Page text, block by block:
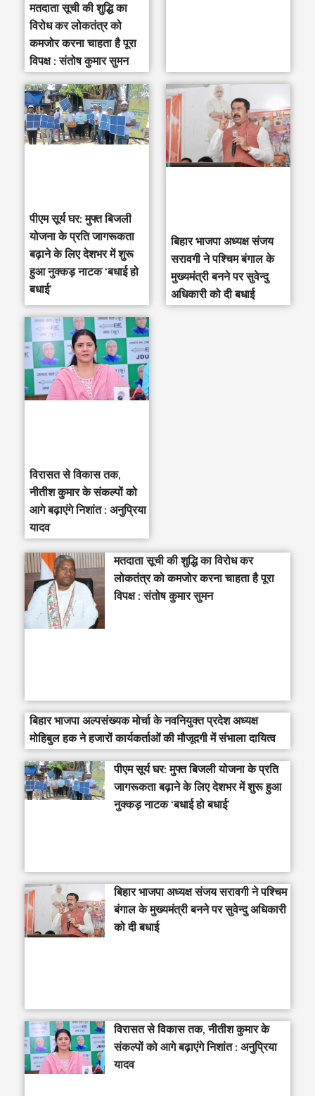
मतदाता सूची की शुद्धि का
विरोध कर लोकतंत्र को
कमजोर करना चाहता है पूरा
विपक्ष : संतोष कुमार सुमन
पीएम सूर्य घर: मुफ्त बिजली
योजना के प्रति जागरूकता
बढ़ाने के लिए देशभर में शुरू
हुआ नुक्कड़ नाटक ‘बधाई हो
बधाई’
‎बिहार भाजपा अध्यक्ष संजय
सरावगी ने पश्चिम बंगाल के
मुख्यमंत्री बनने पर सुवेन्दु
अधिकारी को दी बधाई
विरासत से विकास तक,
नीतीश कुमार के संकल्पों को
आगे बढ़ाएंगे निशांत : अनुप्रिया
यादव
मतदाता सूची की शुद्धि का विरोध कर
लोकतंत्र को कमजोर करना चाहता है पूरा
विपक्ष : संतोष कुमार सुमन
बिहार भाजपा अल्पसंख्यक मोर्चा के नवनियुक्त प्रदेश अध्यक्ष
मोहिबुल हक ने हजारों कार्यकर्ताओं की मौजूदगी में संभाला दायित्व
पीएम सूर्य घर: मुफ्त बिजली योजना के प्रति
जागरूकता बढ़ाने के लिए देशभर में शुरू हुआ
नुक्कड़ नाटक ‘बधाई हो बधाई’
‎बिहार भाजपा अध्यक्ष संजय सरावगी ने पश्चिम
बंगाल के मुख्यमंत्री बनने पर सुवेन्दु अधिकारी
को दी बधाई
विरासत से विकास तक, नीतीश कुमार के
संकल्पों को आगे बढ़ाएंगे निशांत : अनुप्रिया
यादव